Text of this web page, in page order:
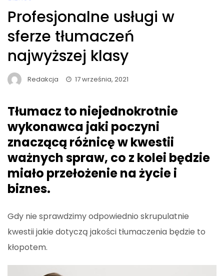
Profesjonalne usługi w
sferze tłumaczeń
najwyższej klasy
Redakcja 17 września, 2021
Tłumacz to niejednokrotnie
wykonawca jaki poczyni
znaczącą różnicę w kwestii
ważnych spraw, co z kolei będzie
miało przełożenie na życie i
biznes.
Gdy nie sprawdzimy odpowiednio skrupulatnie
kwestii jakie dotyczą jakości tłumaczenia będzie to
kłopotem.